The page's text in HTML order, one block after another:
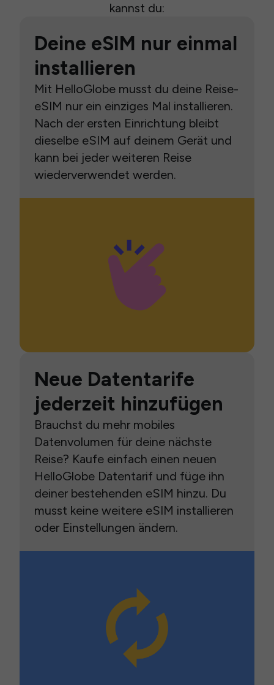
kannst du:
Deine eSIM nur einmal
installieren
Mit HelloGlobe musst du deine Reise-
eSIM nur ein einziges Mal installieren.
Nach der ersten Einrichtung bleibt
dieselbe eSIM auf deinem Gerät und
kann bei jeder weiteren Reise
wiederverwendet werden.
Neue Datentarife
jederzeit hinzufügen
Brauchst du mehr mobiles
Datenvolumen für deine nächste
Reise? Kaufe einfach einen neuen
HelloGlobe Datentarif und füge ihn
deiner bestehenden eSIM hinzu. Du
musst keine weitere eSIM installieren
oder Einstellungen ändern.